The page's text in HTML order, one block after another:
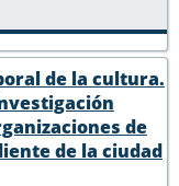
de la cultura.
de
de la ciudad